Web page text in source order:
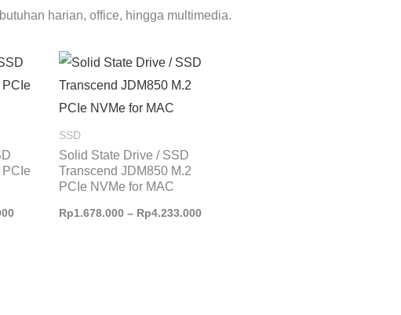
harian, office, hingga multimedia.
Rentang
Rp769.000
Rp3.749.000
SSD
Solid State Drive / SSD
Transcend JDM850 M.2
PCIe NVMe for MAC
Rp1.678.000 – Rp4.233.000
Rentang